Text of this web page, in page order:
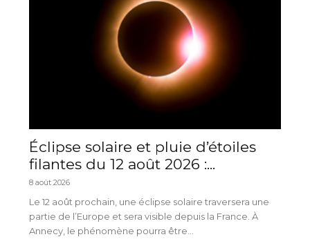
Éclipse solaire et pluie d’étoiles
filantes du 12 août 2026 :...
8 août 2026
Le 12 août prochain, une éclipse solaire traversera une
partie de l’Europe et sera visible depuis la France. À
Annecy, le phénomène pourra être...